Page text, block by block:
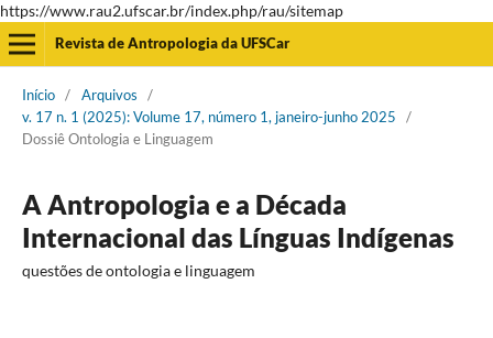
https://www.rau2.ufscar.br/index.php/rau/sitemap
Revista de Antropologia da UFSCar
Início / Arquivos
/
v. 17 n. 1 (2025): Volume 17, número 1, janeiro-junho 2025
/
Dossiê Ontologia e Linguagem
A Antropologia e a Década
Internacional das Línguas Indígenas
questões de ontologia e linguagem